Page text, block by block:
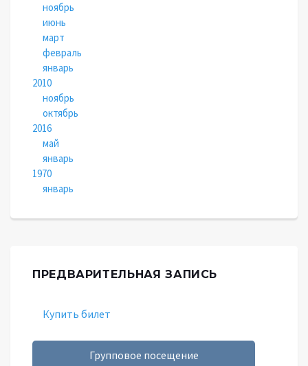
ноябрь
июнь
март
февраль
январь
2010
ноябрь
октябрь
2016
май
январь
1970
январь
ПРЕДВАРИТЕЛЬНАЯ ЗАПИСЬ
Купить билет
Групповое посещение